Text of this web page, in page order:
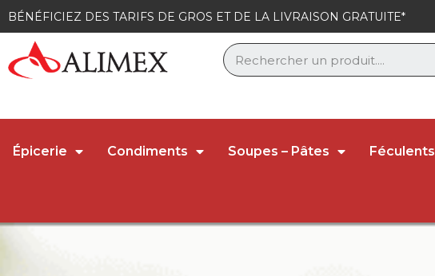
BÉNÉFICIEZ DES TARIFS DE GROS ET DE LA LIVRAISON GRATUITE*
Épicerie Condiments Soupes – Pâtes Féculents
Panneau de gestion des cookies